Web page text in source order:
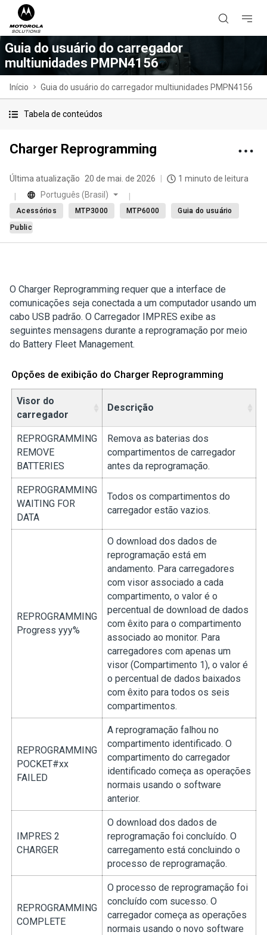
Guia do usuário do carregador
multiunidades PMPN4156
Início Guia do usuário do carregador multiunidades PMPN4156
Tabela de conteúdos
Charger Reprogramming
Última atualização 20 de mai. de 2026
1 minuto de leitura
Português (Brasil)
Acessórios MTP3000 MTP6000
Guia do usuário
Public
O Charger Reprogramming requer que a interface de
comunicações seja conectada a um computador usando um
cabo USB padrão. O Carregador IMPRES exibe as
seguintes mensagens durante a reprogramação por meio
do Battery Fleet Management.
Opções de exibição do Charger Reprogramming
Visor do
carregador
Descrição
REPROGRAMMING
REMOVE
BATTERIES
Remova as baterias dos
compartimentos de carregador
antes da reprogramação.
REPROGRAMMING
WAITING FOR
DATA
Todos os compartimentos do
carregador estão vazios.
REPROGRAMMING
Progress yyy%
O download dos dados de
reprogramação está em
andamento. Para carregadores
com visor associado a cada
compartimento, o valor é o
percentual de download de dados
com êxito para o compartimento
associado ao monitor. Para
carregadores com apenas um
visor (Compartimento 1), o valor é
o percentual de dados baixados
com êxito para todos os seis
compartimentos.
REPROGRAMMING
POCKET#xx
FAILED
A reprogramação falhou no
compartimento identificado. O
compartimento do carregador
identificado começa as operações
normais usando o software
anterior.
IMPRES 2
CHARGER
O download dos dados de
reprogramação foi concluído. O
carregamento está concluindo o
processo de reprogramação.
REPROGRAMMING
COMPLETE
O processo de reprogramação foi
concluído com sucesso. O
carregador começa as operações
normais usando o novo software